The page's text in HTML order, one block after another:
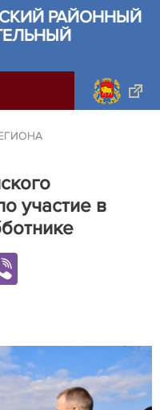
РАЙОННЫЙ
участие в